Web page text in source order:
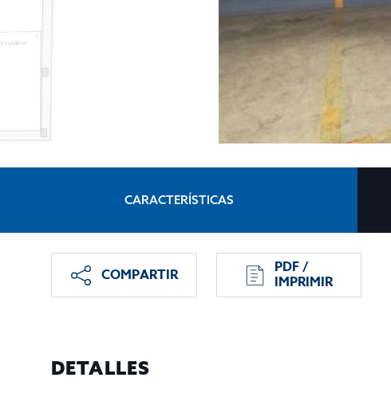
CARACTERÍSTICAS
COMPARTIR PDF /
IMPRIMIR
DETALLES